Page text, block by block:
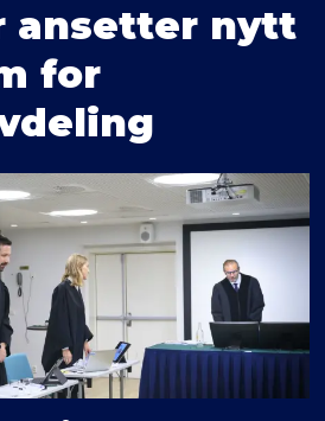
ansetter nytt
for